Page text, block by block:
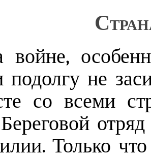
войне,
подолгу не
со всеми
Только